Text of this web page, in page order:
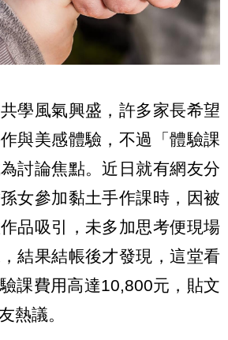
學風氣興盛，許多家長希望
與美感體驗，不過「體驗課
討論焦點。近日就有網友分
女參加黏土手作課時，因被
品吸引，未多加思考便現場
結果結帳後才發現，這堂看
課費用高達10,800元，貼文
熱議。